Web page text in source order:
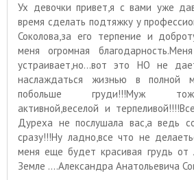
Ух девочки привет,я с вами уже
время сделать подтяжку у
Соколова,за его терпение и
меня огромная
устраивает,но...вот это НО не
наслаждаться жизнью в полной
побольше груди!!!Муж
активной,веселой и
Дуреха не послушала вас,а ведь
сразу!!!Ну ладно,все что не
меня еще будет красивая грудь от
Земле ....Александра Анатольевича